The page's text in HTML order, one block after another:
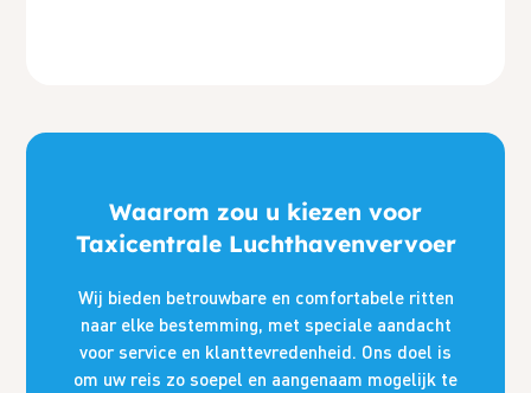
Waarom zou u kiezen voor
Taxicentrale Luchthavenvervoer
Wij bieden betrouwbare en comfortabele ritten
naar elke bestemming, met speciale aandacht
voor service en klanttevredenheid. Ons doel is
om uw reis zo soepel en aangenaam mogelijk te